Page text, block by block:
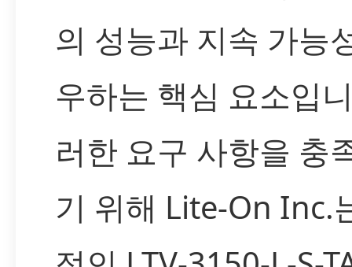
의 성능과 지속 가능
우하는 핵심 요소입
러한 요구 사항을 충
기 위해 Lite-On Inc.